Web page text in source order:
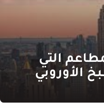
التي
الأوروبي